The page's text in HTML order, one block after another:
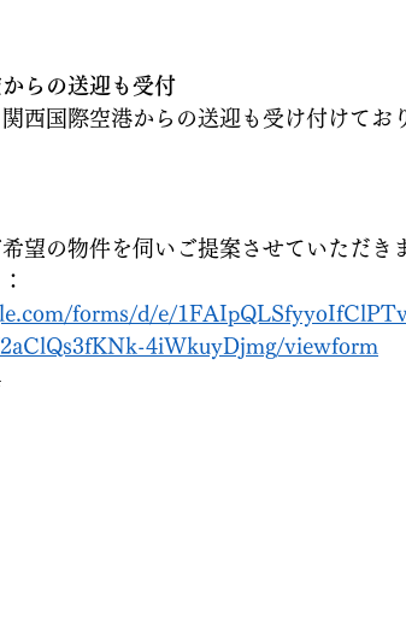
らの送迎も受付
西国際空港からの送迎も受け付けてお
望の物件を伺いご提案させていただき
forms/d/e/
4iWkuyDjmg/viewform